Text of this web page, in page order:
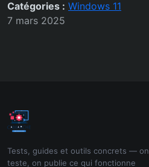
Catégories : Windows 11
7 mars 2025
Tests, guides et outils concrets — on
teste, on publie ce qui fonctionne